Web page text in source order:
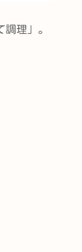
理」。